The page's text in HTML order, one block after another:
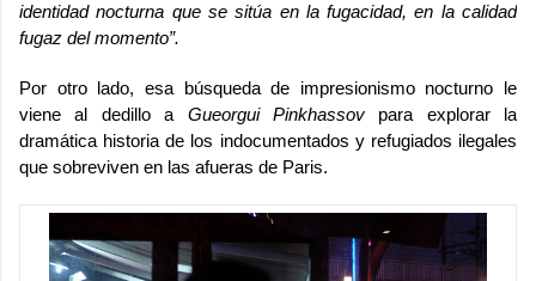
identidad nocturna que se sitúa en la fugacidad, en la calidad
fugaz del momento”.
Por otro lado, esa búsqueda de impresionismo nocturno le
viene al dedillo a Gueorgui Pinkhassovpara explorar la
dramática historia de los indocumentados y refugiados ilegales
que sobreviven en las afueras de Paris.